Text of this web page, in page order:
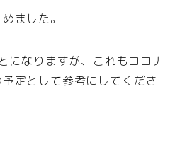
ました。
になりますが、これもコロナ
定として参考にしてくださ